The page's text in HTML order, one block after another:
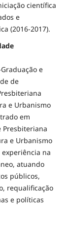
científica
e
(2016-2017).
e
de
e Urbanismo
em
e Urbanismo
experiência na
atuando
públicos,
requalificação
e políticas